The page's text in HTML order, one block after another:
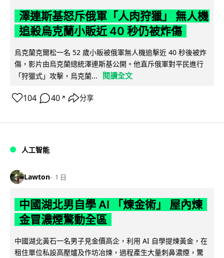
澤連斯基怒斥俄軍「人肉狩獵」 無人機
追殺烏克蘭小販近 40 秒仍被炸傷
烏克蘭克爾松一名 52 歲小販被俄軍無人機追擊近 40 秒後被炸
傷，影片由烏克蘭總統澤連斯基公開。他直斥俄軍對平民進行
「狩獵式」攻擊，烏克蘭...
閱讀全文
104 40 ↗ 分享
人工智能
Lawton 1 日
中國湖北男自學 AI 「煉金術」 屋內煉
金冒濃煙驚動全區
中國湖北黃石一名男子見金價高企，利用 AI 自學提煉黃金，在
租住單位私設高壓爐及作坊冶煉，過程產生大量刺鼻濃煙，驚